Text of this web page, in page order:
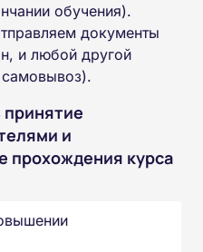
обучения).
документы
и любой другой
и
прохождения курса